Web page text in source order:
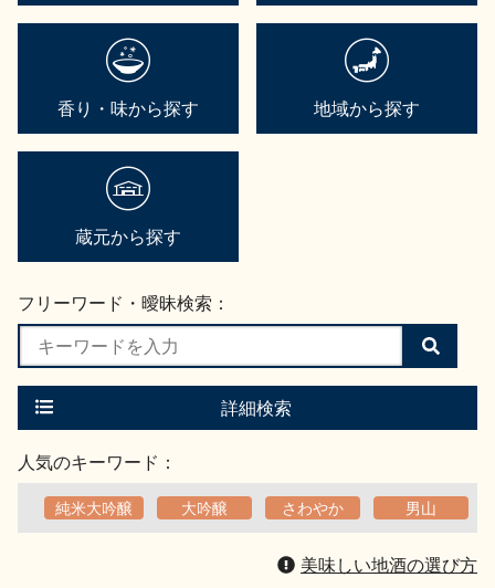
香り・味から探す 地域から探す
蔵元から探す
フリーワード・曖昧検索：
検
索
す
詳細検索
人気のキーワード：
純米大吟醸 大吟醸 さわやか 男山
美味しい地酒の選び方